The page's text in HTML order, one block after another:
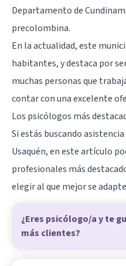
Departamento de
precolombina.
En la actualidad, este
habitantes, y destaca por
muchas personas que
contar con una excelente
Los psicólogos más
Si estás buscando
Usaquén, en este artículo
profesionales más
elegir al que mejor se
¿Eres psicólogo/a y te
más clientes?